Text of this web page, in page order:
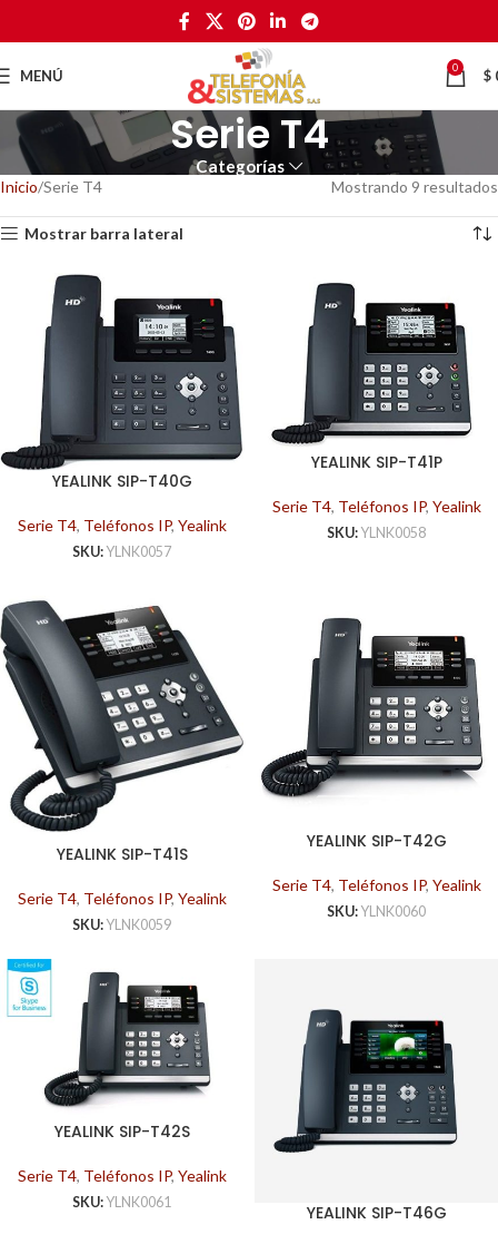
MENÚ 0 $
Serie T4
Categorías
Inicio Serie T4 Mostrando 9 resultados
Mostrar barra lateral
YEALINK SIP-T40G
Serie T4, Teléfonos IP, Yealink
SKU: YLNK0057
YEALINK SIP-T41P
Serie T4, Teléfonos IP, Yealink
SKU: YLNK0058
YEALINK SIP-T41S
Serie T4, Teléfonos IP, Yealink
SKU: YLNK0059
YEALINK SIP-T42G
Serie T4, Teléfonos IP, Yealink
SKU: YLNK0060
YEALINK SIP-T42S
Serie T4, Teléfonos IP, Yealink
SKU: YLNK0061 YEALINK SIP-T46G